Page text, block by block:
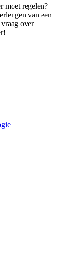
moet regelen?
van een
over